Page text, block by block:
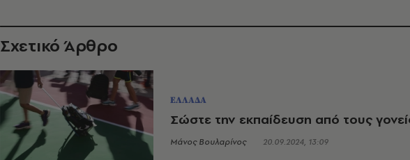
Σχετικό Άρθρο
ΕΛΛΑΔΑ
Σώστε την εκπαίδευση από τους
Μάνος Βουλαρίνος 20.09.2024, 13:09